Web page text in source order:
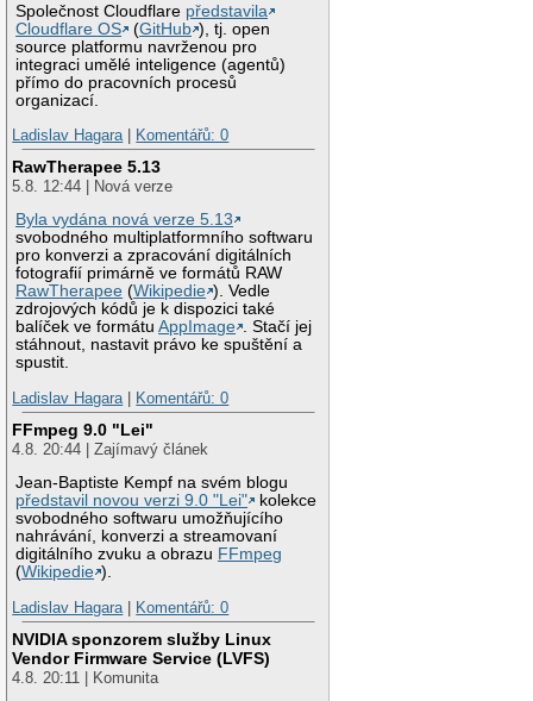
Společnost Cloudflare představila
Cloudflare OS
(GitHub ), tj. open
source platformu navrženou pro
integraci umělé inteligence (agentů)
přímo do pracovních procesů
organizací.
Ladislav Hagara| Komentářů: 0
RawTherapee 5.13
5.8. 12:44 | Nová verze
Byla vydána nová verze 5.13
svobodného multiplatformního softwaru
pro konverzi a zpracování digitálních
fotografií primárně ve formátů RAW
RawTherapee (Wikipedie ). Vedle
zdrojových kódů je k dispozici také
balíček ve formátuAppImage . Stačí jej
stáhnout, nastavit právo ke spuštění a
spustit.
Ladislav Hagara| Komentářů: 0
FFmpeg 9.0 "Lei"
4.8. 20:44 | Zajímavý článek
Jean-Baptiste Kempf na svém blogu
představil novou verzi 9.0 "Lei"
kolekce
svobodného softwaru umožňujícího
nahrávání, konverzi a streamovaní
digitálního zvuku a obrazu FFmpeg
(Wikipedie ).
Ladislav Hagara| Komentářů: 0
NVIDIA sponzorem služby Linux
Vendor Firmware Service (LVFS)
4.8. 20:11 | Komunita